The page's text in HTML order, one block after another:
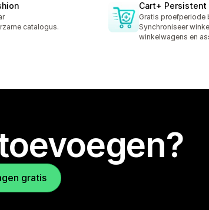
catalogus.
Cart+ Persistent
Gratis proefperiode
Synchroniseer
winkelwagens en
gratis